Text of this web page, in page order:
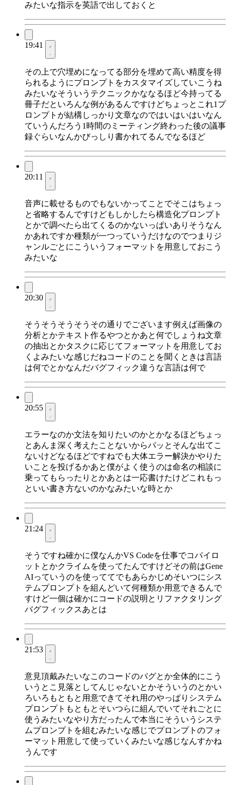
みたいな指示を英語で出しておくと
19:41
その上で穴埋めになってる部分を埋めて高い精度を得
られるようにプロンプトをカスタマイズしていこうね
みたいなそういうテクニックかななるほど今持ってる
冊子だといろんな例があるんですけどちょっとこれ1プ
ロンプトが結構しっかり文章なのではいはいはいなん
ていうんだろう1時間のミーティング終わった後の議事
録ぐらいなんかびっしり書かれてるんでなるほど
20:11
音声に載せるものでもないかってことでそこはちょっ
と省略するんですけどもしかしたら構造化プロンプト
とかで調べたら出てくるのかないっぱいありそうなん
かあれですか種類が一つっていうだけなのでつまりジ
ャンルごとにこういうフォーマットを用意しておこう
みたいな
20:30
そうそうそうそうその通りでございます例えば画像の
分析とかテキスト作るやつとかあと何でしょうね文章
の抽出とかタスクに応じてフォーマットを用意してお
くよみたいな感じだねコードのことを聞くときは言語
は何でとかなんだバグフィック違うな言語は何で
20:55
エラーなのか文法を知りたいのかとかなるほどちょっ
とあんま深く考えたことないからパッとそんな出てこ
ないけどなるほどですねでも大体エラー解決かやりた
いことを投げるかあと僕がよく使うのは命名の相談に
乗ってもらったりとかあとは一応書けたけどこれもっ
といい書き方ないのかなみたいな時とか
21:24
そうですね確かに僕なんかVS Codeを仕事でコパイロ
ットとかクライムを使ってたんですけどその前はGene
AIっていうのを使っててでもあらかじめそいつにシス
テムプロンプトを組んどいて何種類か用意できるんで
すけど一個は確かにコードの説明とリファクタリング
バグフィックスあとは
21:53
意見頂戴みたいなこのコードのバグとか全体的にこう
いうとこ見落としてんじゃないとかそういうのとかい
ろいろもともと用意できてそれ用のやっぱりシステム
プロンプトもともとそいつらに組んでいてそれごとに
使うみたいなやり方だったんで本当にそういうシステ
ムプロンプトを組むみたいな感じでプロンプトのフォ
ーマット用意して使っていくみたいな感じなんすかね
うんです